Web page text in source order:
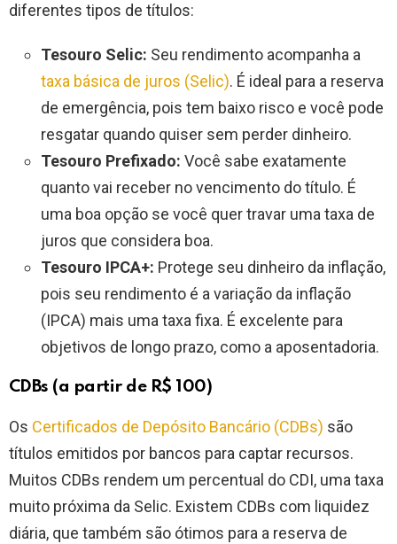
diferentes tipos de títulos:
Tesouro Selic: Seu rendimento acompanha a
taxa básica de juros (Selic). É ideal para a reserva
de emergência, pois tem baixo risco e você pode
resgatar quando quiser sem perder dinheiro.
Tesouro Prefixado: Você sabe exatamente
quanto vai receber no vencimento do título. É
uma boa opção se você quer travar uma taxa de
juros que considera boa.
Tesouro IPCA+: Protege seu dinheiro da inflação,
pois seu rendimento é a variação da inflação
(IPCA) mais uma taxa fixa. É excelente para
objetivos de longo prazo, como a aposentadoria.
CDBs (a partir de R$ 100)
Os Certificados de Depósito Bancário (CDBs) são
títulos emitidos por bancos para captar recursos.
Muitos CDBs rendem um percentual do CDI, uma taxa
muito próxima da Selic. Existem CDBs com liquidez
diária, que também são ótimos para a reserva de